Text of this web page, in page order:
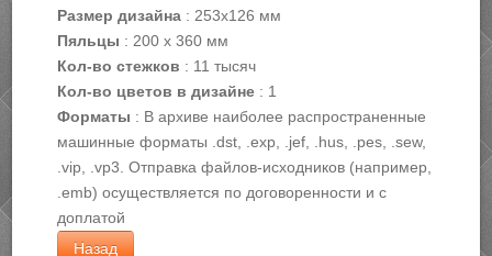
Размер дизайна: 253х126 мм
Пяльцы : 200 х 360 мм
Кол-во стежков : 11 тысяч
Кол-во цветов в дизайне: 1
Форматы : В архиве наиболее распространенные
машинные форматы .dst, .exp, .jef, .hus, .pes, .sew,
.vip, .vp3. Отправка файлов-исходников (например,
.emb) осуществляется по договоренности и с
доплатой